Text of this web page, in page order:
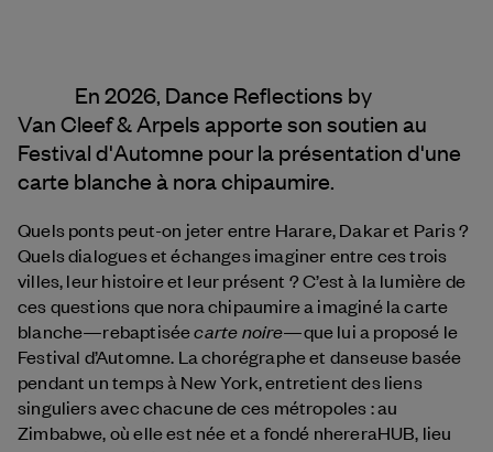
En 2026, Dance Reflections by
Van Cleef & Arpels apporte son soutien au
Festival d'Automne pour la présentation d'une
carte blanche à nora chipaumire.
Quels ponts peut-on jeter entre Harare, Dakar et Paris ?
Quels dialogues et échanges imaginer entre ces trois
villes, leur histoire et leur présent ? C’est à la lumière de
ces questions que nora chipaumire a imaginé la carte
blanche—rebaptiséecarte noire—que lui a proposé le
Festival d’Automne. La chorégraphe et danseuse basée
pendant un temps à New York, entretient des liens
singuliers avec chacune de ces métropoles : au
Zimbabwe, où elle est née et a fondé nhereraHUB, lieu